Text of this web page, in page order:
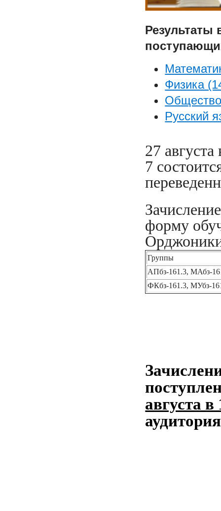
Результаты
Физика
Русский
27 августа
7
форму
Группы
АПбз-161.3, МАбз-
ФКбз-161.3, МУбз-
августа в